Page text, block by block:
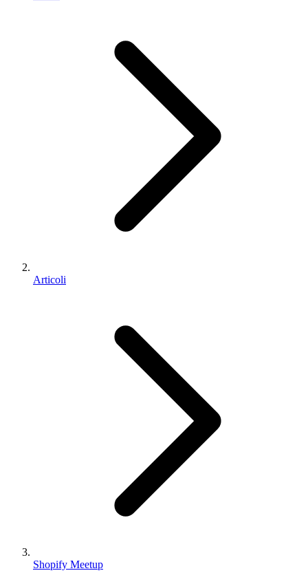
Articoli
Shopify Meetup